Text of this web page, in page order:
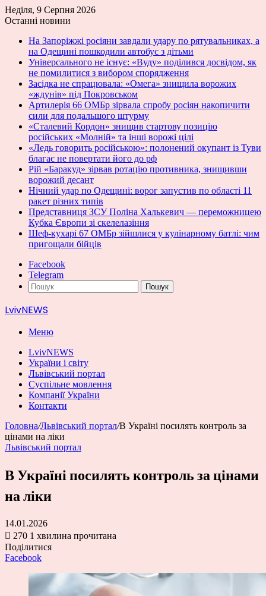
Неділя, 9 Серпня 2026
Останні новини
На Запоріжжі росіяни завдали удару по рятувальниках, а
на Одещині пошкодили автобус з дітьми
Універсального не існує: «Вуду» поділився досвідом, як
не помилитися з вибором спорядження
Засідка не спрацювала: «Омега» знищила ворожих
«ждунів» під Покровськом
Артилерія 66 ОМБр зірвала спробу росіян накопичити
сили для подальшого штурму
«Сталевий Кордон» знищив стартову позицію
російських «Молній» та інші ворожі цілі
«Ледь говорить російською»: полонений окупант із Туви
благає не повертати його до рф
Рій «Баракуд» зірвав ротацію противника, знищивши
ворожий десант
Нічний удар по Одещині: ворог запустив по області 11
ракет різних типів
Представниця ЗСУ Поліна Халькевич — переможницею
Кубка Європи зі скелелазіння
Шеф-кухарі 67 ОМБр зійшлися у кулінарному батлі: чим
пригощали бійців
Facebook
Telegram
Пошук
LvivNEWS
Меню
LvivNEWS
України і світу
Львівський портал
Суспільне мовлення
Компанії України
Контакти
Головна/Львівський портал/В Україні посилять контроль за
цінами на ліки
Львівський портал
В Україні посилять контроль за цінами
на ліки
14.01.2026
270 1 хвилина прочитана
Поділитися
Facebook